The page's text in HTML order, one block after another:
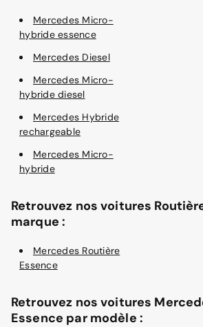
Mercedes Micro-
hybride essence
Mercedes Diesel
Mercedes Micro-
hybride diesel
Mercedes Hybride
rechargeable
Mercedes Micro-
hybride
Retrouvez nos voitures
marque :
Mercedes Routière
Essence
Retrouvez nos voitures
Essence par modèle :